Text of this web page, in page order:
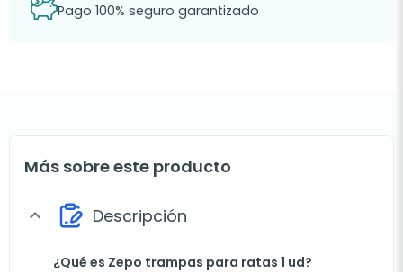
Pago 100% seguro garantizado
Más sobre este producto
expand_more Descripción
¿Qué es Zepo trampas para ratas 1 ud?